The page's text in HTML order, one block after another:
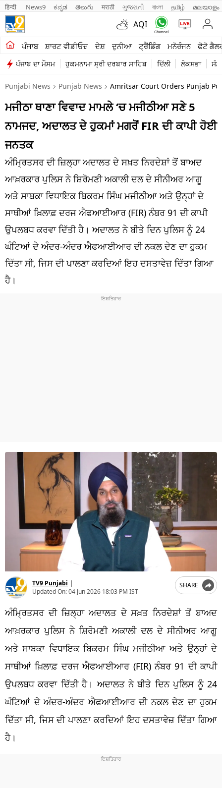
हिन्दी News9 ಕನ್ನಡ తెలుగు मराठी ગુજરાતી বাংলা தமிழ் മലയാളം
AQI
ਪੰਜਾਬ ਸ਼ਾਰਟ ਵੀਡੀਓਜ਼ ਦੇਸ਼ ਦੁਨੀਆ ਟ੍ਰੈਂਡਿੰਗ ਮਨੋਰੰਜਨ ਫੋਟੋ
ਪੰਜਾਬ ਦਾ ਮੌਸਮ ਹੁਕਮਨਾਮਾ ਸ੍ਰੀ ਦਰਬਾਰ ਸਾਹਿਬ ਦਿੱਲੀ ਲੋਕਸਭਾ
ਖੇਤੀਬਾੜੀ
ਸ਼ਾਰਟ ਵੀਡੀਓਜ਼
ਕਾਰੋਬਾਰ
ਕਰਿਅਰ
ਮਨੋਰੰਜਨ
ਦੇਸ਼
ਲਾਈਫ ਸਟਾਈਲ
ਪੰਜਾਬ
ਧਰਮ
ਖੇਡਾਂ
ਟੈਕਨੋਲਜੀ
Punjabi News Punjab News Amritsar Court Orders Punjab
ਮਜੀਠਾ ਥਾਣਾ ਵਿਵਾਦ ਮਾਮਲੇ ‘ਚ ਮਜੀਠੀਆ ਸਣੇ 5
ਨਾਮਜਦ, ਅਦਾਲਤ ਦੇ ਹੁਕਮਾਂ ਮਗਰੋਂ FIR ਦੀ ਕਾਪੀ ਹੋਈ
ਜਨਤਕ
ਅੰਮ੍ਰਿਤਸਰ ਦੀ ਜ਼ਿਲ੍ਹਾ ਅਦਾਲਤ ਦੇ ਸਖ਼ਤ ਨਿਰਦੇਸ਼ਾਂ ਤੋਂ ਬਾਅਦ
ਆਖ਼ਰਕਾਰ ਪੁਲਿਸ ਨੇ ਸ਼ਿਰੋਮਣੀ ਅਕਾਲੀ ਦਲ ਦੇ ਸੀਨੀਅਰ ਆਗੂ
ਅਤੇ ਸਾਬਕਾ ਵਿਧਾਇਕ ਬਿਕਰਮ ਸਿੰਘ ਮਜੀਠੀਆ ਅਤੇ ਉਨ੍ਹਾਂ ਦੇ
ਸਾਥੀਆਂ ਖ਼ਿਲਾਫ਼ ਦਰਜ ਐਫਆਈਆਰ (FIR) ਨੰਬਰ 91 ਦੀ ਕਾਪੀ
ਉਪਲਬਧ ਕਰਵਾ ਦਿੱਤੀ ਹੈ। ਅਦਾਲਤ ਨੇ ਬੀਤੇ ਦਿਨ ਪੁਲਿਸ ਨੂੰ 24
ਘੰਟਿਆਂ ਦੇ ਅੰਦਰ-ਅੰਦਰ ਐਫਆਈਆਰ ਦੀ ਨਕਲ ਦੇਣ ਦਾ ਹੁਕਮ
ਦਿੱਤਾ ਸੀ, ਜਿਸ ਦੀ ਪਾਲਣਾ ਕਰਦਿਆਂ ਇਹ ਦਸਤਾਵੇਜ਼ ਦਿੱਤਾ ਗਿਆ
ਹੈ।
TV9 Punjabi |
Updated On:04 Jun 2026 18:03 PM IST
SHARE
ਅੰਮ੍ਰਿਤਸਰ ਦੀ ਜ਼ਿਲ੍ਹਾ ਅਦਾਲਤ ਦੇ ਸਖ਼ਤ ਨਿਰਦੇਸ਼ਾਂ ਤੋਂ ਬਾਅਦ
ਆਖ਼ਰਕਾਰ ਪੁਲਿਸ ਨੇ ਸ਼ਿਰੋਮਣੀ ਅਕਾਲੀ ਦਲ ਦੇ ਸੀਨੀਅਰ ਆਗੂ
ਅਤੇ ਸਾਬਕਾ ਵਿਧਾਇਕ ਬਿਕਰਮ ਸਿੰਘ ਮਜੀਠੀਆ ਅਤੇ ਉਨ੍ਹਾਂ ਦੇ
ਸਾਥੀਆਂ ਖ਼ਿਲਾਫ਼ ਦਰਜ ਐਫਆਈਆਰ (FIR) ਨੰਬਰ 91 ਦੀ ਕਾਪੀ
ਉਪਲਬਧ ਕਰਵਾ ਦਿੱਤੀ ਹੈ। ਅਦਾਲਤ ਨੇ ਬੀਤੇ ਦਿਨ ਪੁਲਿਸ ਨੂੰ 24
ਘੰਟਿਆਂ ਦੇ ਅੰਦਰ-ਅੰਦਰ ਐਫਆਈਆਰ ਦੀ ਨਕਲ ਦੇਣ ਦਾ ਹੁਕਮ
ਦਿੱਤਾ ਸੀ, ਜਿਸ ਦੀ ਪਾਲਣਾ ਕਰਦਿਆਂ ਇਹ ਦਸਤਾਵੇਜ਼ ਦਿੱਤਾ ਗਿਆ
ਹੈ।